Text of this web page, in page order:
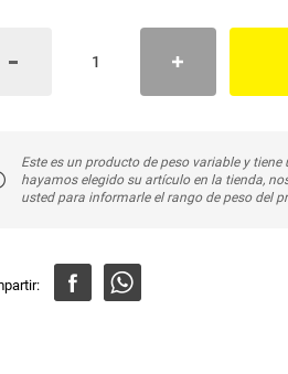
Este es un producto de peso variable y tiene
hayamos elegido su artículo en la tienda,
usted para informarle el rango de peso del